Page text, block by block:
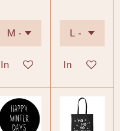
In winkelwagenIn